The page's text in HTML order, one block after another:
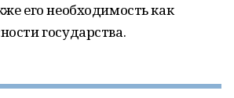
его необходимость как
государства.